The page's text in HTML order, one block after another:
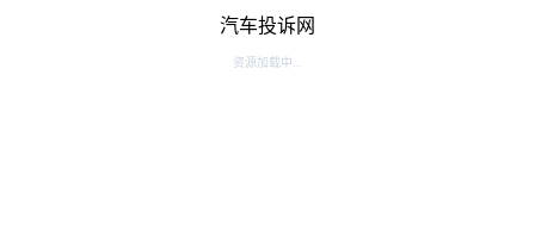
汽车投诉网
资源加载中...